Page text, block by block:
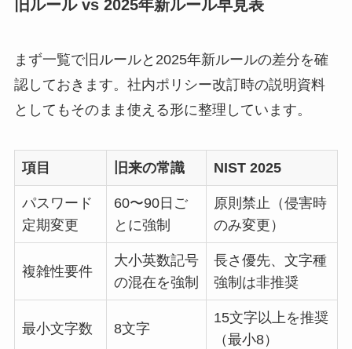
旧ルール vs 2025年新ルール早見表
まず一覧で旧ルールと2025年新ルールの差分を確
認しておきます。社内ポリシー改訂時の説明資料
としてもそのまま使える形に整理しています。
項目 旧来の常識 NIST 2025
パスワード
定期変更
60〜90日ご
とに強制
原則禁止（侵害時
のみ変更）
複雑性要件
大小英数記号
の混在を強制
長さ優先、文字種
強制は非推奨
最小文字数 8文字
15文字以上を推奨
（最小8）